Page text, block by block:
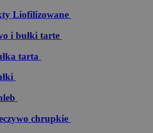
Liofilizowane
i bułki tarte
tarta
chrupkie